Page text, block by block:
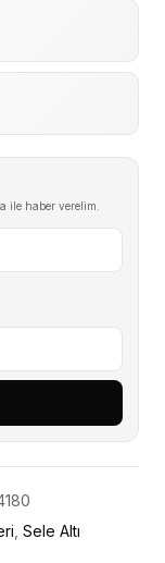
ile haber verelim.
Sele Altı